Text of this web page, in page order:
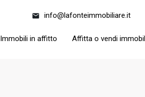
info@lafonteimmobiliare.it
Immobili in affitto Affitta o vendi